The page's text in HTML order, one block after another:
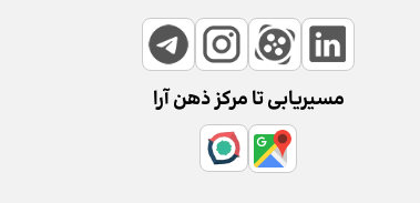
مسیریابی تا مرکز ذهن آرا